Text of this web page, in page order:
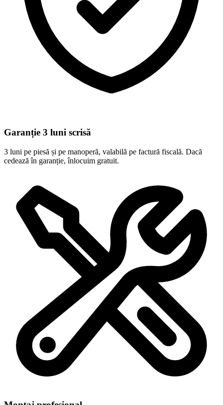
Garanție 3 luni scrisă
3 luni pe piesă și pe manoperă, valabilă pe factură fiscală. Dacă
cedează în garanție, înlocuim gratuit.